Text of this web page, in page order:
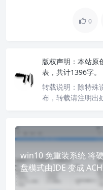
0
版权声明： 本站原
表，共计1396字。
转载说明： 除特殊
布，转载请注明出
win10 免重装系统 将硬
盘模式由IDE 变成